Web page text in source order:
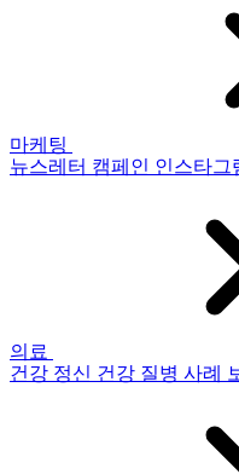
마케팅
뉴스레터 캠페인 인스타그
의료
건강 정신 건강 질병 사례